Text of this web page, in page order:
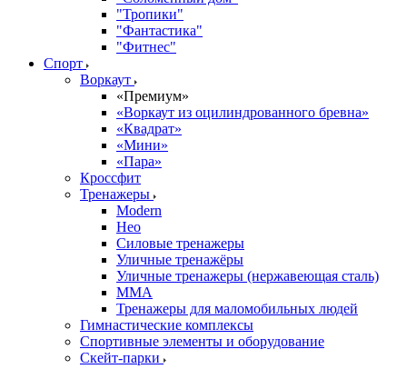
"Тропики"
"Фантастика"
"Фитнес"
Спорт
Воркаут
«Премиум»
«Воркаут из оцилиндрованного бревна»
«Квадрат»
«Мини»
«Пара»
Кроссфит
Тренажеры
Modern
Нео
Силовые тренажеры
Уличные тренажёры
Уличные тренажеры (нержавеющая сталь)
ММА
Тренажеры для маломобильных людей
Гимнастические комплексы
Спортивные элементы и оборудование
Скейт-парки